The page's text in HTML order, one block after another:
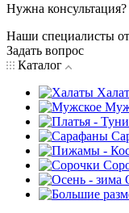
Нужна консультация?
Наши специалисты
Задать вопрос
Каталог